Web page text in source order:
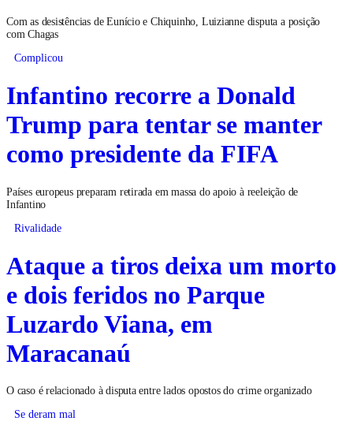
Com as desistências de Eunício e Chiquinho, Luizianne disputa a posição
com Chagas
Complicou
Infantino recorre a Donald
Trump para tentar se manter
como presidente da FIFA
Países europeus preparam retirada em massa do apoio à reeleição de
Infantino
Rivalidade
Ataque a tiros deixa um morto
e dois feridos no Parque
Luzardo Viana, em
Maracanaú
O caso é relacionado à disputa entre lados opostos do crime organizado
Se deram mal